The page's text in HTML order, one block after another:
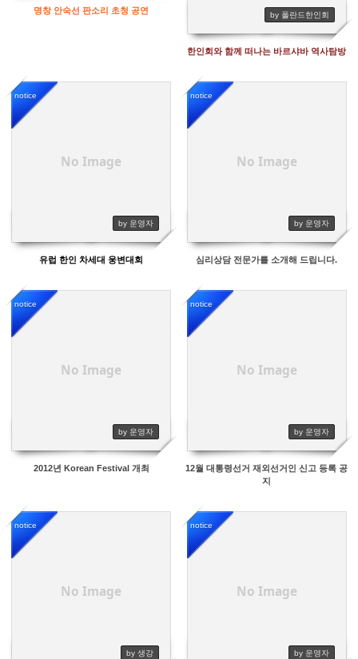
명창 안숙선 판소리 초청 공연 by 폴란드한인회
한인회와 함께 떠나는 바르샤바 역사탐방
No Image
notice
by 운영자
유럽 한인 차세대 웅변대회
No Image
notice
by 운영자
심리상담 전문가를 소개해 드립니다.
No Image
notice
by 운영자
2012년 Korean Festival 개최
No Image
notice
by 운영자
12월 대통령선거 재외선거인 신고 등록 공
지
No Image
notice
by 생강
No Image
notice
by 운영자